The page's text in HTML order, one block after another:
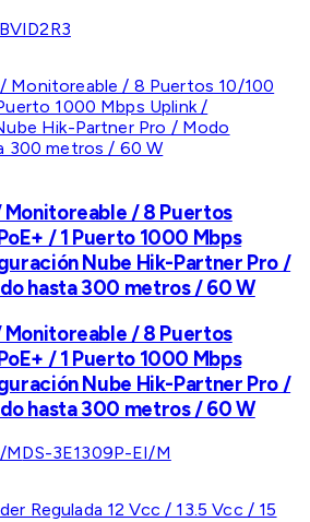
Monitoreable / 8 Puertos
/ 1 Puerto 1000 Mbps
Nube Hik-Partner Pro /
hasta 300 metros / 60 W
Monitoreable / 8 Puertos
/ 1 Puerto 1000 Mbps
Nube Hik-Partner Pro /
hasta 300 metros / 60 W
MDS-3E1309P-EI/M